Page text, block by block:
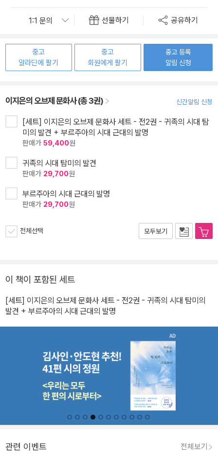
선물하기 공유하기
중고
알라딘에 팔기
중고
회원에게 팔기
중고 등록
알림 신청
이지은의 오브제 문화사 (총 3권) 신간알림 신청
[세트] 이지은의 오브제 문화사 세트 - 전2권 - 귀족의 시대 탐
미의 발견 + 부르주아의 시대 근대의 발명
판매가 59,400원
귀족의 시대 탐미의 발견
판매가 29,700원
부르주아의 시대 근대의 발명
판매가 29,700원
전체선택 모두보기
이 책이 포함된 세트
[세트] 이지은의 오브제 문화사 세트 - 전2권 - 귀족의 시대 탐미의
발견 + 부르주아의 시대 근대의 발명
관련 이벤트 전체보기